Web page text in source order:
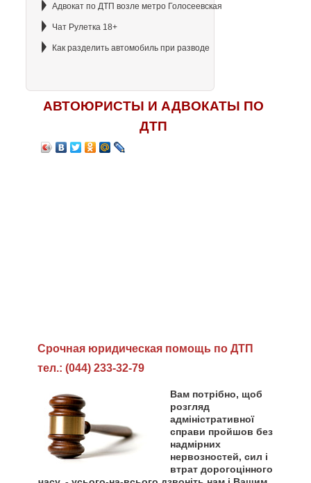
Адвокат по ДТП возле метро Голосеевская
Чат Рулетка 18+
Как разделить автомобиль при разводе
АВТОЮРИСТЫ И АДВОКАТЫ ПО
ДТП
Cрочная юридическая помощь по ДТП
тел.: (044) 233-32-79
Вам потрібно, щоб
розгляд
адміністративної
справи пройшов без
надмірних
нервозностей, сил і
втрат дорогоцінного